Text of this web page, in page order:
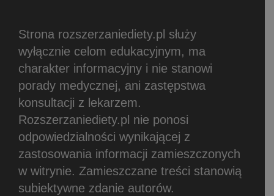
Strona rozszerzaniediety.pl służy
wyłącznie celom edukacyjnym, ma
charakter informacyjny i nie stanowi
porady medycznej, ani zastępstwa
konsultacji z lekarzem.
Rozszerzaniediety.pl nie ponosi
odpowiedzialności wynikającej z
zastosowania informacji zamieszczonych
w witrynie. Zamieszczane treści stanowią
subiektywne zdanie autorów.